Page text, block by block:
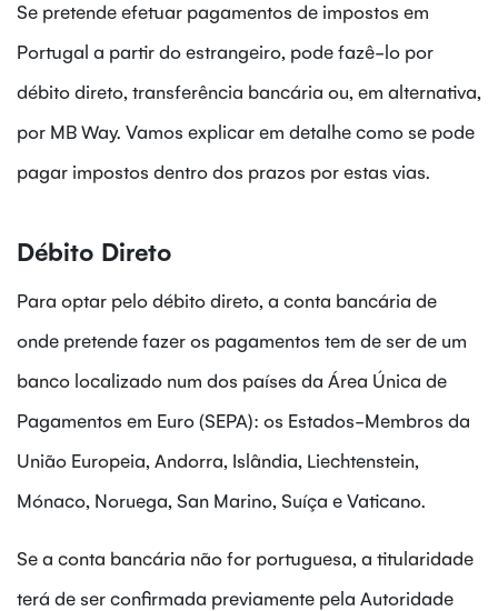
Se pretende efetuar pagamentos de impostos em
Portugal a partir do estrangeiro, pode fazê-lo por
débito direto, transferência bancária ou, em alternativa,
por MB Way. Vamos explicar em detalhe como se pode
pagar impostos dentro dos prazos por estas vias.
Débito Direto
Para optar pelo débito direto, a conta bancária de
onde pretende fazer os pagamentos tem de ser de um
banco localizado num dos países da Área Única de
Pagamentos em Euro (SEPA): os Estados-Membros da
União Europeia, Andorra, Islândia, Liechtenstein,
Mónaco, Noruega, San Marino, Suíça e Vaticano.
Se a conta bancária não for portuguesa, a titularidade
terá de ser confirmada previamente pela Autoridade